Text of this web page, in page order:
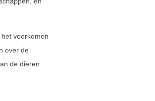
voorkomen
over de
de dieren